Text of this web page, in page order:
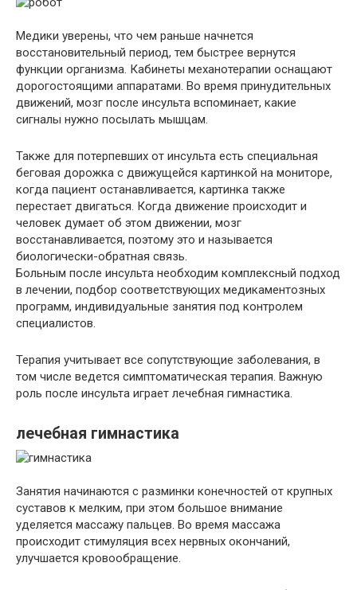
Медики уверены, что чем раньше начнется
восстановительный период, тем быстрее вернутся
функции организма. Кабинеты механотерапии оснащают
дорогостоящими аппаратами. Во время принудительных
движений, мозг после инсульта вспоминает, какие
сигналы нужно посылать мышцам.
Также для потерпевших от инсульта есть специальная
беговая дорожка с движущейся картинкой на мониторе,
когда пациент останавливается, картинка также
перестает двигаться. Когда движение происходит и
человек думает об этом движении, мозг
восстанавливается, поэтому это и называется
биологически-обратная связь.
Больным после инсульта необходим комплексный подход
в лечении, подбор соответствующих медикаментозных
программ, индивидуальные занятия под контролем
специалистов.
Терапия учитывает все сопутствующие заболевания, в
том числе ведется симптоматическая терапия. Важную
роль после инсульта играет лечебная гимнастика.
лечебная гимнастика
Занятия начинаются с разминки конечностей от крупных
суставов к мелким, при этом большое внимание
уделяется массажу пальцев. Во время массажа
происходит стимуляция всех нервных окончаний,
улучшается кровообращение.